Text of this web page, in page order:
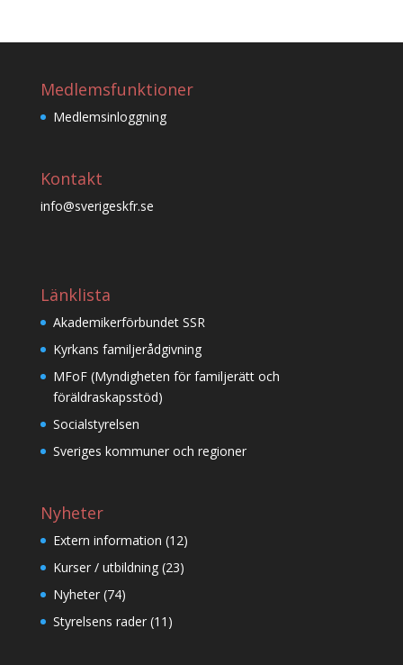
Medlemsfunktioner
Medlemsinloggning
Kontakt
info@sverigeskfr.se
Länklista
Akademikerförbundet SSR
Kyrkans familjerådgivning
MFoF (Myndigheten för familjerätt och
föräldraskapsstöd)
Socialstyrelsen
Sveriges kommuner och regioner
Nyheter
Extern information (12)
Kurser / utbildning(23)
Nyheter(74)
Styrelsens rader(11)